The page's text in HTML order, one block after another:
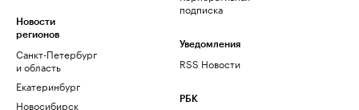
Новости
регионов
Санкт-Петербург
и область
Екатеринбург
Новосибирск
подписка
Уведомления
RSS Новости
РБК